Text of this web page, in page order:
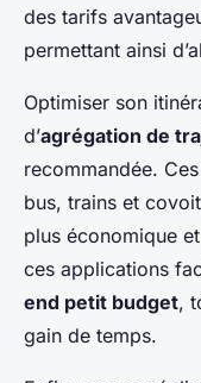
des tarifs
permettant ainsi
Optimiser son
d’agrégation de
recommandée.
bus, trains et
plus économique
ces applications
end petit budget,
gain de temps.